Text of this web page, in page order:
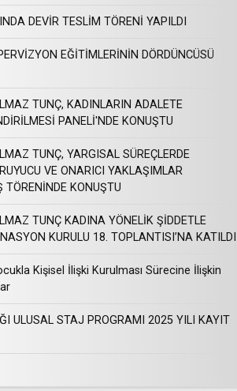
DEVİR TESLİM TÖRENİ YAPILDI
EĞİTİMLERİNİN DÖRDÜNCÜSÜ
TUNÇ, KADINLARIN ADALETE
PANELİ'NDE KONUŞTU
TUNÇ, YARGISAL SÜREÇLERDE
VE ONARICI YAKLAŞIMLAR
TÖRENİNDE KONUŞTU
TUNÇ KADINA YÖNELİK ŞİDDETLE
KURULU 18. TOPLANTISI’NA KATILDI
Kişisel İlişki Kurulması Sürecine İlişkin
ULUSAL STAJ PROGRAMI 2025 YILI KAYIT